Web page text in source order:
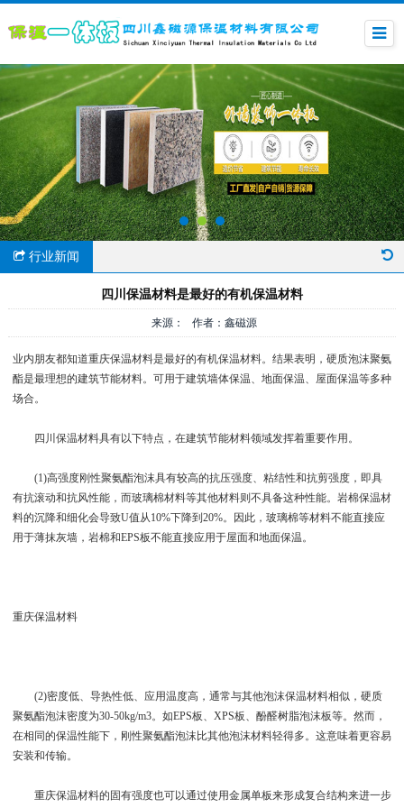
行业新闻
四川保温材料是最好的有机保温材料
来源： 作者：鑫磁源
业内朋友都知道重庆保温材料是最好的有机保温材料。结果表明，硬质泡沫聚氨
酯是最理想的建筑节能材料。可用于建筑墙体保温、地面保温、屋面保温等多种
场合。
四川保温材料具有以下特点，在建筑节能材料领域发挥着重要作用。
(1)高强度刚性聚氨酯泡沫具有较高的抗压强度、粘结性和抗剪强度，即具
有抗滚动和抗风性能，而玻璃棉材料等其他材料则不具备这种性能。岩棉保温材
料的沉降和细化会导致U值从10%下降到20%。因此，玻璃棉等材料不能直接应
用于薄抹灰墙，岩棉和EPS板不能直接应用于屋面和地面保温。
重庆保温材料
(2)密度低、导热性低、应用温度高，通常与其他泡沫保温材料相似，硬质
聚氨酯泡沫密度为30-50kg/m3。如EPS板、XPS板、酚醛树脂泡沫板等。然而，
在相同的保温性能下，刚性聚氨酯泡沫比其他泡沫材料轻得多。这意味着更容易
安装和传输。
重庆保温材料的固有强度也可以通过使用金属单板来形成复合结构来进一步